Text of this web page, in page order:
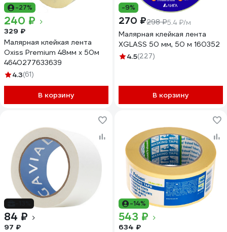
-27%
240 ₽
329 ₽
Малярная клейкая лента
Oxiss Premium 48мм х 50м
4640277633639
4.3(61)
В корзину
-9%
270 ₽298 ₽5.4 ₽/м
Малярная клейкая лента
XGLASS 50 мм, 50 м 160352
4.5(227)
В корзину
84 ₽
97 ₽
-14%
543 ₽
634 ₽